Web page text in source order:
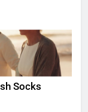
Socks